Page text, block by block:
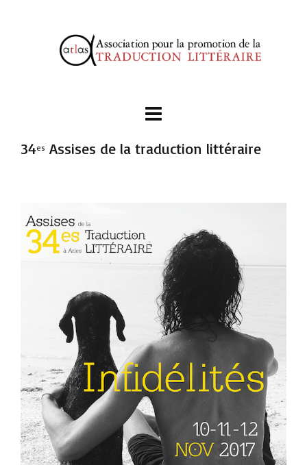
34es Assises de la traduction littéraire